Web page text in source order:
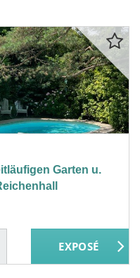
Garten u.